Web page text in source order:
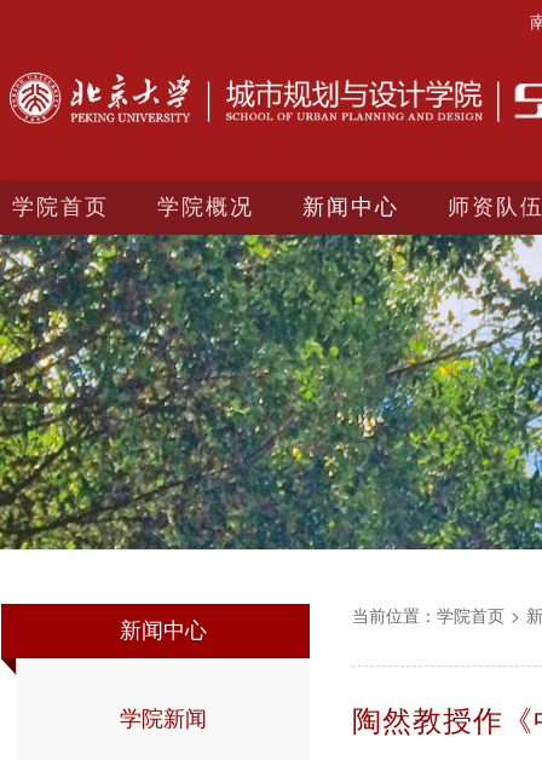
学院首页 学院概况 新闻中心 师资队
新闻中心
学院新闻
当前位置： 学院首页 >
陶然教授作